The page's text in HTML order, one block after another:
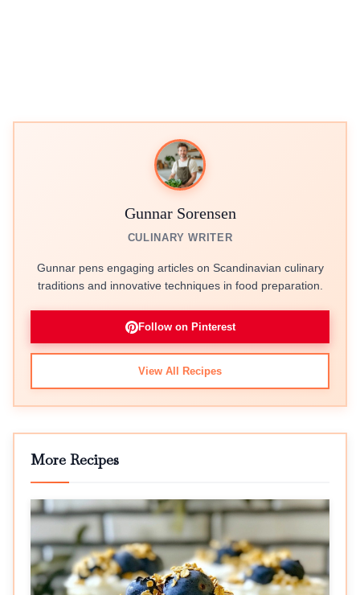
Gunnar Sorensen
CULINARY WRITER
Gunnar pens engaging articles on Scandinavian culinary
traditions and innovative techniques in food preparation.
Follow on Pinterest
View All Recipes
More Recipes